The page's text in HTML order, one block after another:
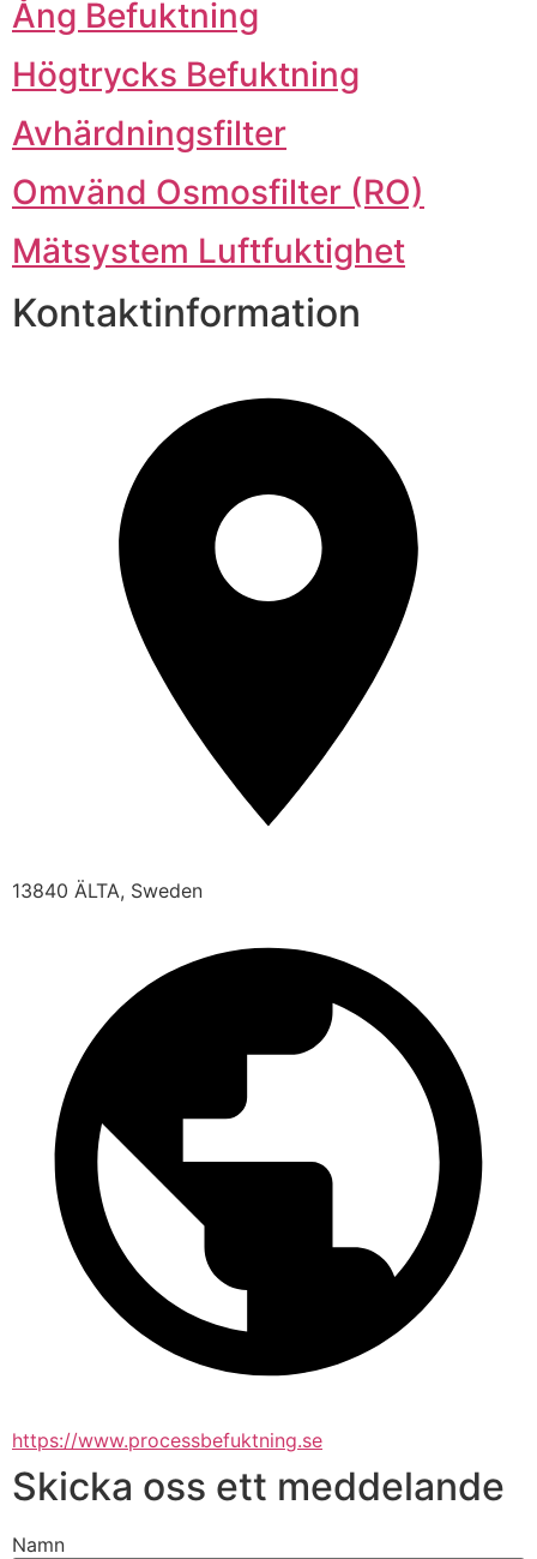
Ång Befuktning
Högtrycks Befuktning
Avhärdningsfilter
Omvänd Osmosfilter (RO)
Mätsystem Luftfuktighet
Kontaktinformation
13840 ÄLTA, Sweden
https://www.processbefuktning.se
Skicka oss ett meddelande
Namn